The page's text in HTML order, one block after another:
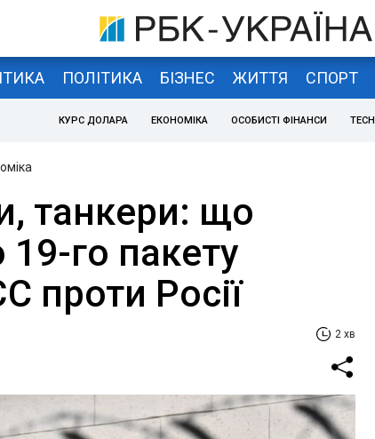
ПОЛІТИКА БІЗНЕС ЖИТТЯ СПОРТ
КУРС ДОЛАРА ЕКОНОМІКА ОСОБИСТІ ФІНАНСИ TECH
танкери: що
19-го пакету
проти Росії
2 хв